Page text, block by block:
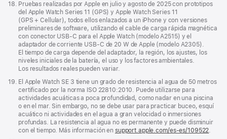
Nota
página
18. Pruebas realizadas por Apple en julio y agosto de 2025 con prototipos
del Apple Watch Series 11 (GPS) y Apple Watch Series 11
(GPS + Cellular), todos ellos enlazados a un iPhone y con versiones
preliminares de software, utilizando el cable de carga rápida magnética
con conector USB‑C para el Apple Watch (modelo A2515) y el
adaptador de corriente USB‑C de 20 W de Apple (modelo A2305).
El tiempo de carga depende del adaptador, la región, los ajustes, los
niveles iniciales de la batería, el uso y los factores ambientales.
Los resultados reales pueden variar.
Nota
página
19. El Apple Watch SE 3 tiene un grado de resistencia al agua de 50 metros
certificado por la norma ISO 22810:2010. Puede utilizarse para
actividades acuáticas a poca profundidad, como nadar en una piscina
o en el mar. Sin embargo, no se debe usar para practicar buceo, esquí
acuático ni actividades en el agua a gran velocidad o inmersiones
profundas. La resistencia al agua no es permanente y puede disminuir
con el tiempo. Más información en support.apple.com/es-es/109522